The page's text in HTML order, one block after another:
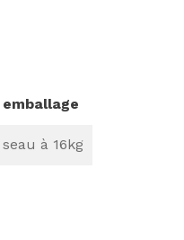
emballage
seau à 16kg